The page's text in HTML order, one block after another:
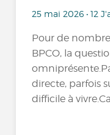
25 mai 2026 • 12
Pour de
BPCO, la
directe, parfois
difficile à